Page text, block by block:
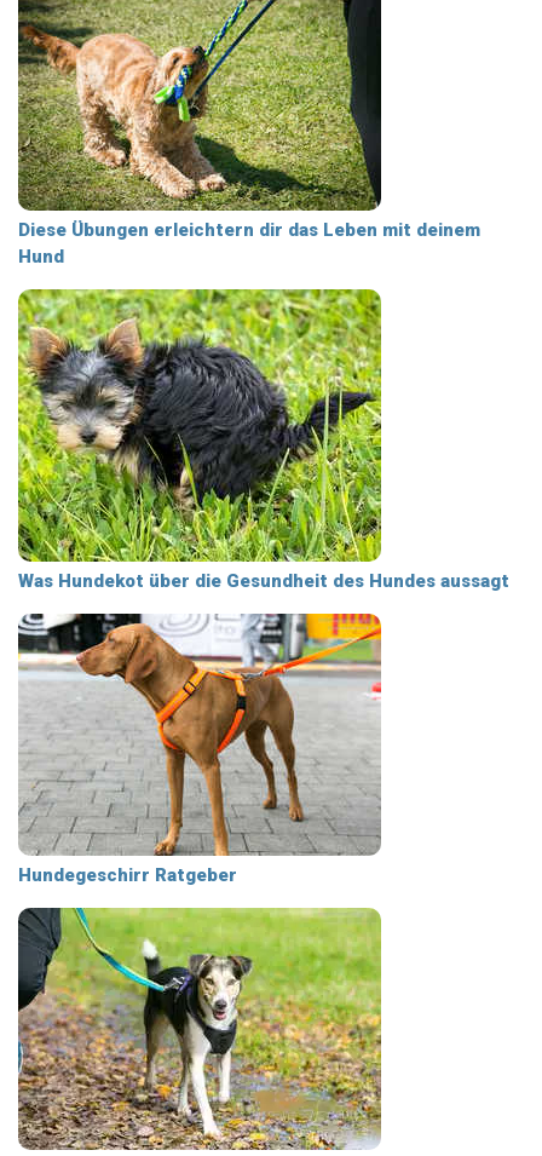
Diese Übungen erleichtern dir das Leben mit deinem
Hund
Was Hundekot über die Gesundheit des Hundes aussagt
Hundegeschirr Ratgeber